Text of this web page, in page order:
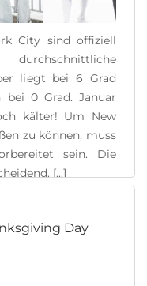
City sind offiziell
liegt bei 6 Grad
bei 0 Grad. Januar
kälter! Um New
zu können, muss
sein. Die
[...]
Day